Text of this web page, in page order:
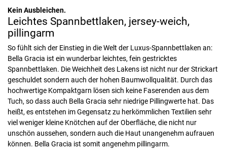
Kein Ausbleichen.
Leichtes Spannbettlaken, jersey-weich,
pillingarm
So fühlt sich der Einstieg in die Welt der Luxus-Spannbettlaken an:
Bella Gracia ist ein wunderbar leichtes, fein gestricktes
Spannbettlaken. Die Weichheit des Lakens ist nicht nur der Strickart
geschuldet sondern auch der hohen Baumwollqualität. Durch das
hochwertige Kompaktgarn lösen sich keine Faserenden aus dem
Tuch, so dass auch Bella Gracia sehr niedrige Pillingwerte hat. Das
heißt, es entstehen im Gegensatz zu herkömmlichen Textilien sehr
viel weniger kleine Knötchen auf der Oberfläche, die nicht nur
unschön aussehen, sondern auch die Haut unangenehm aufrauen
können. Bella Gracia ist somit angenehm pillingarm.